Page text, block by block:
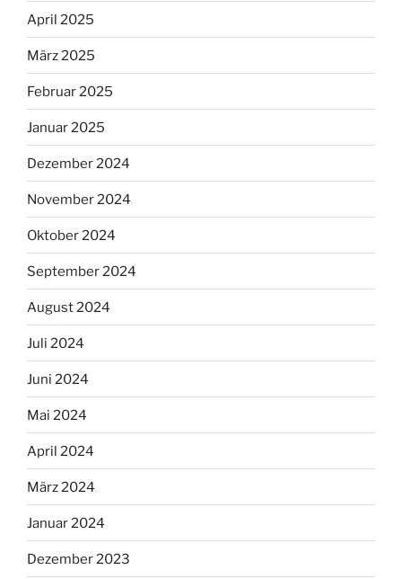
April 2025
März 2025
Februar 2025
Januar 2025
Dezember 2024
November 2024
Oktober 2024
September 2024
August 2024
Juli 2024
Juni 2024
Mai 2024
April 2024
März 2024
Januar 2024
Dezember 2023